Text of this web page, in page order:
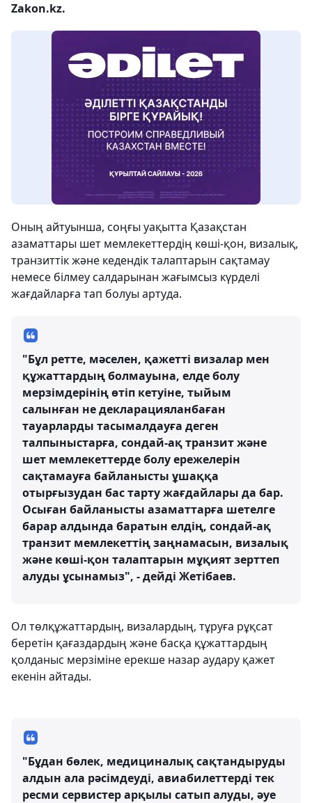
Zakon.kz.
Оның айтуынша, соңғы уақытта Қазақстан
азаматтары шет мемлекеттердің көші-қон, визалық,
транзиттік және кедендік талаптарын сақтамау
немесе білмеу салдарынан жағымсыз күрделі
жағдайларға тап болуы артуда.
"Бұл ретте, мәселен, қажетті визалар мен
құжаттардың болмауына, елде болу
мерзімдерінің өтіп кетуіне, тыйым
салынған не декларацияланбаған
тауарларды тасымалдауға деген
талпыныстарға, сондай-ақ транзит және
шет мемлекеттерде болу ережелерін
сақтамауға байланысты ұшаққа
отырғызудан бас тарту жағдайлары да бар.
Осыған байланысты азаматтарға шетелге
барар алдында баратын елдің, сондай-ақ
транзит мемлекеттің заңнамасын, визалық
және көші-қон талаптарын мұқият зерттеп
алуды ұсынамыз", - дейді Жетібаев.
Ол төлқұжаттардың, визалардың, тұруға рұқсат
беретін қағаздардың және басқа құжаттардың
қолданыс мерзіміне ерекше назар аудару қажет
екенін айтады.
"Бұдан бөлек, медициналық сақтандыруды
алдын ала рәсімдеуді, авиабилеттерді тек
ресми сервистер арқылы сатып алуды, әуе